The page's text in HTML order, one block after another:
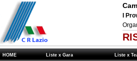
I
HOME Liste x Gara Liste x